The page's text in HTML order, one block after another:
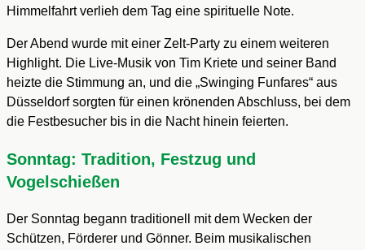
Himmelfahrt verlieh dem Tag eine spirituelle Note.
Der Abend wurde mit einer Zelt-Party zu einem weiteren
Highlight. Die Live-Musik von Tim Kriete und seiner Band
heizte die Stimmung an, und die „Swinging Funfares“ aus
Düsseldorf sorgten für einen krönenden Abschluss, bei dem
die Festbesucher bis in die Nacht hinein feierten.
Sonntag: Tradition, Festzug und
Vogelschießen
Der Sonntag begann traditionell mit dem Wecken der
Schützen, Förderer und Gönner. Beim musikalischen